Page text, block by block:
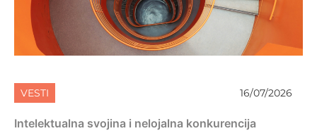
VESTI 16/07/2026
Intelektualna svojina i nelojalna konkurencija